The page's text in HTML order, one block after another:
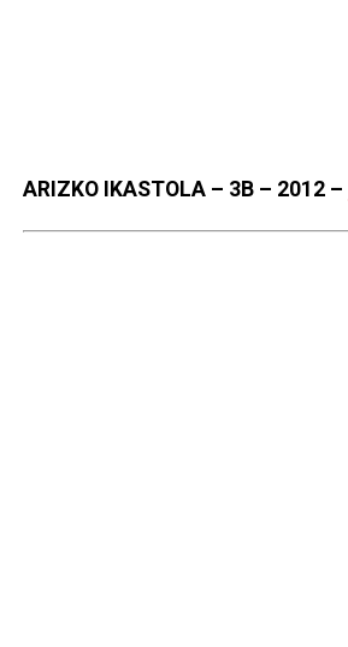
ARIZKO IKASTOLA – 3B – 2012 –